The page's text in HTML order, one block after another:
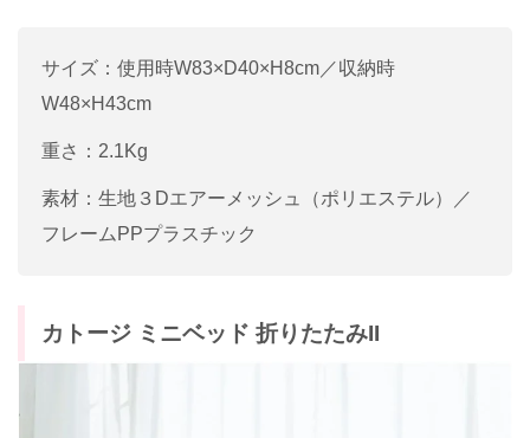
サイズ：使用時W83×D40×H8cm／収納時
W48×H43cm
重さ：2.1Kg
素材：生地３Dエアーメッシュ（ポリエステル）／
フレームPPプラスチック
カトージ ミニベッド 折りたたみII